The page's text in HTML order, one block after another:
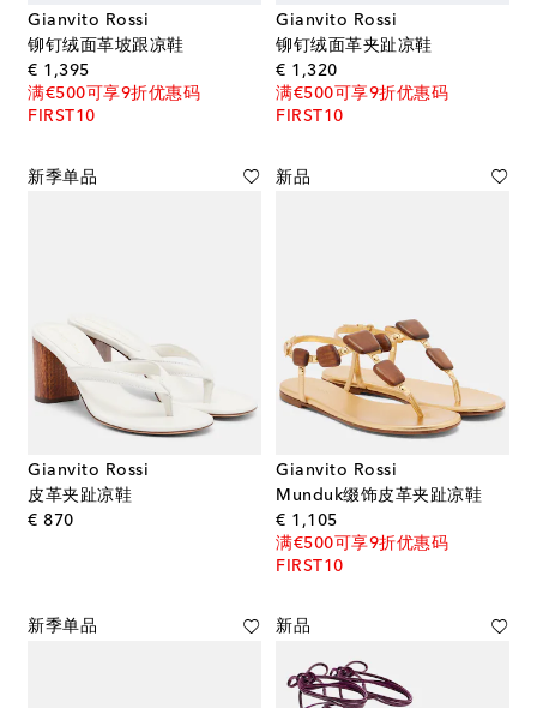
Gianvito Rossi
铆钉绒面革坡跟凉鞋
€ 1,395original price
满€500可享9折优惠码
FIRST10
Gianvito Rossi
铆钉绒面革夹趾凉鞋
€ 1,320original price
满€500可享9折优惠码
FIRST10
新季单品
Gianvito Rossi
皮革夹趾凉鞋
€ 870original price
新品
Gianvito Rossi
Munduk缀饰皮革夹趾凉鞋
€ 1,105original price
满€500可享9折优惠码
FIRST10
新季单品 新品